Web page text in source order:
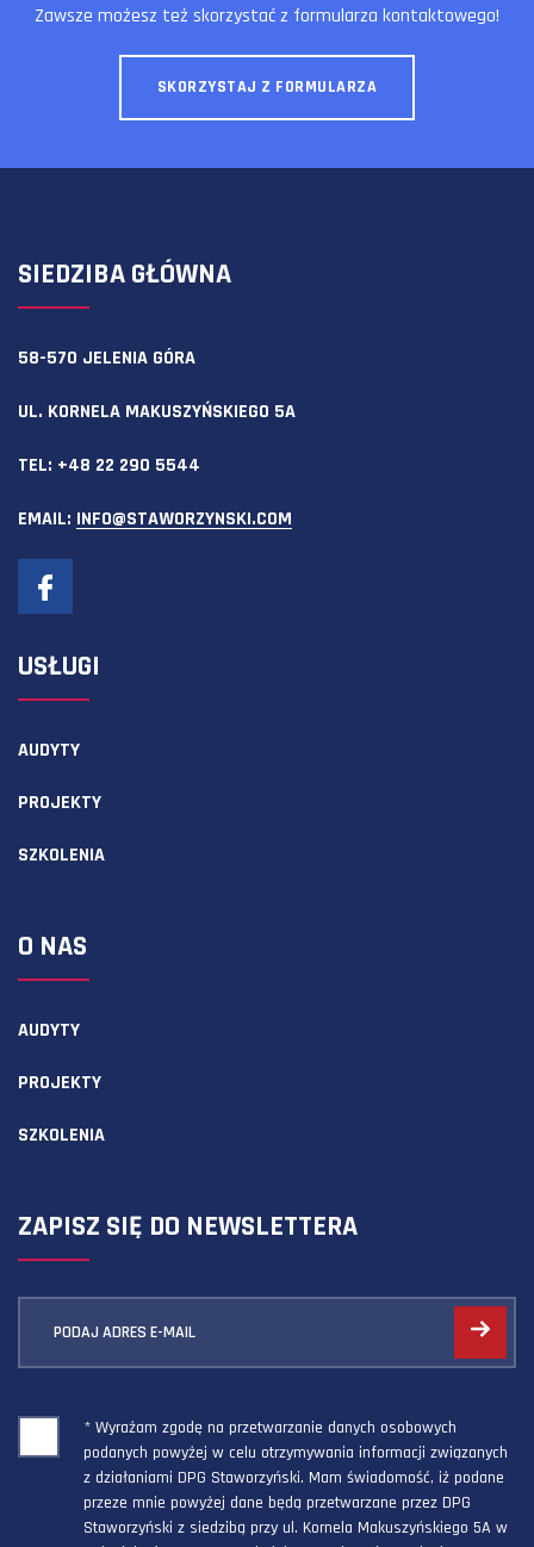
Zawsze możesz też skorzystać z formularza kontaktowego!
SKORZYSTAJ Z FORMULARZA
SIEDZIBA GŁÓWNA
58-570 JELENIA GÓRA
UL. KORNELA MAKUSZYŃSKIEGO 5A
TEL: +48 22 290 5544
EMAIL: INFO@STAWORZYNSKI.COM
USŁUGI
AUDYTY
PROJEKTY
SZKOLENIA
O NAS
AUDYTY
PROJEKTY
SZKOLENIA
ZAPISZ SIĘ DO NEWSLETTERA
PODAJ ADRES E-MAIL
* Wyrażam zgodę na przetwarzanie danych osobowych
podanych powyżej w celu otrzymywania informacji związanych
z działaniami DPG Staworzyński. Mam świadomość, iż podane
przeze mnie powyżej dane będą przetwarzane przez DPG
Staworzyński z siedzibą przy ul. Kornela Makuszyńskiego 5A w